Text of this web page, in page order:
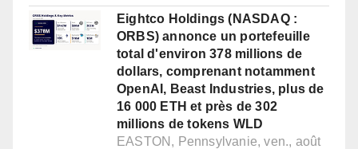
Eightco Holdings (NASDAQ :
ORBS) annonce un portefeuille
total d'environ 378 millions de
dollars, comprenant notamment
OpenAI, Beast Industries, plus de
16 000 ETH et près de 302
millions de tokens WLD
EASTON, Pennsylvanie, ven., août